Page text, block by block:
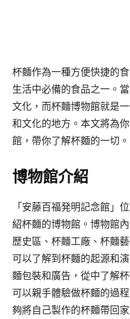
杯麵作為一種方便快捷的
生活中必備的食品之一。
文化，而杯麵博物館就是
和文化的地方。本文將為
館，帶你了解杯麵的一切。
博物館介紹
「安藤百福発明記念館」
紹杯麵的博物館。博物館
歷史區、杯麵工廠、杯麵
可以了解到杯麵的起源和
麵包裝和廣告，從中了解
可以親手體驗做杯麵的過
夠將自己製作的杯麵帶回